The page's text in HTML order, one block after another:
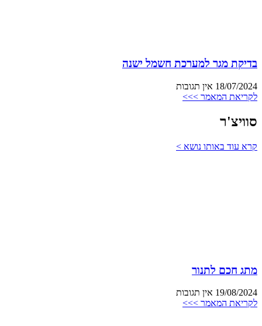
בדיקת מגר למערכת חשמל ישנה
18/07/2024 אין תגובות
לקריאת המאמר >>>
סוויצ'ר
קרא עוד באותו נושא >
מתג חכם לתנור
19/08/2024 אין תגובות
לקריאת המאמר >>>